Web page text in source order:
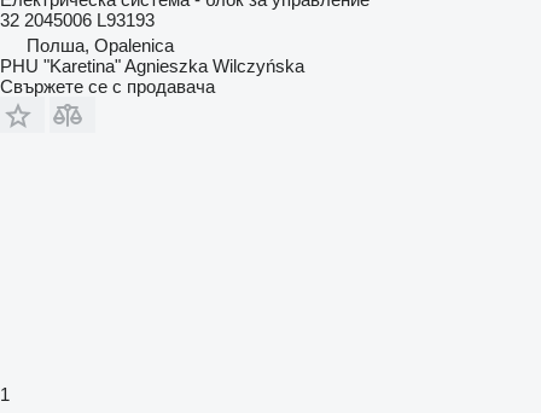
32 2045006 L93193
Полша, Opalenica
PHU "Karetina" Agnieszka Wilczyńska
Свържете се с продавача
1